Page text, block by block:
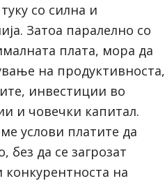
со силна и
Затоа паралелно со
плата, мора да
на продуктивноста,
инвестиции во
и човечки капитал.
услови платите да
без да се загрозат
на